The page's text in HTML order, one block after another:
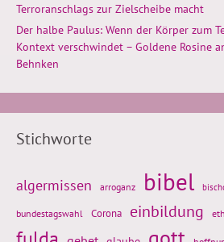
Terroranschlags zur Zielscheibe macht
Der halbe Paulus: Wenn der Körper zum
Kontext verschwindet – Goldene Rosine
Behnken
Stichworte
algermissen arroganz bibel
bundestagswahl Corona einbildung